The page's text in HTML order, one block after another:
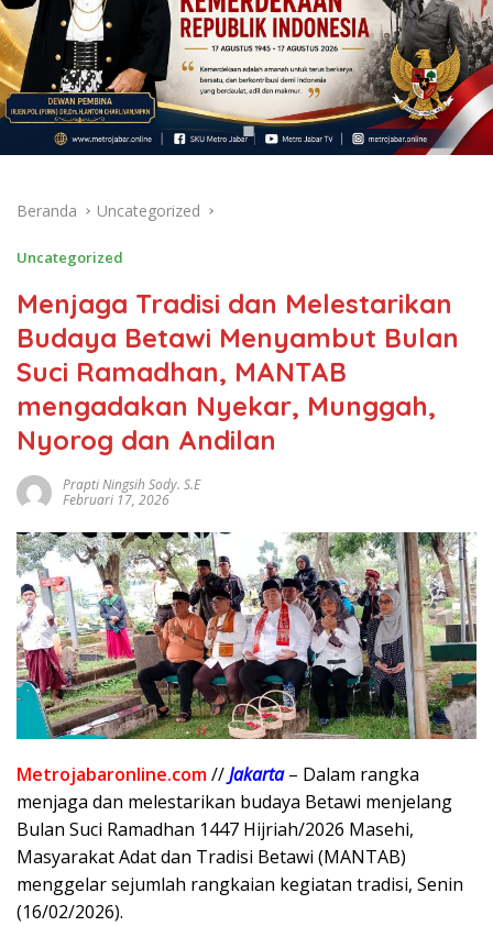
Beranda Uncategorized
Uncategorized
Menjaga Tradisi dan Melestarikan
Budaya Betawi Menyambut Bulan
Suci Ramadhan, MANTAB
mengadakan Nyekar, Munggah,
Nyorog dan Andilan
Prapti Ningsih Sody. S.E
Februari 17, 2026
Metrojabaronline.com//Jakarta– Dalam rangka
menjaga dan melestarikan budaya Betawi menjelang
Bulan Suci Ramadhan 1447 Hijriah/2026 Masehi,
Masyarakat Adat dan Tradisi Betawi (MANTAB)
menggelar sejumlah rangkaian kegiatan tradisi, Senin
(16/02/2026).